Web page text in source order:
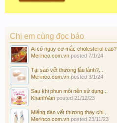
Chị em cùng đọc báo
Ai có nguy cơ mắc cholesterol cao?
Merinco.com.vn posted 7/1/24
Tại sao vết thương lâu lành?...
Merinco.com.vn posted 3/1/24
Sau khi phun môi nên sử dụng...
KhanhVan posted 21/12/23
Miếng dán vết thương thay chỉ...
Merinco.com.vn posted 23/11/23